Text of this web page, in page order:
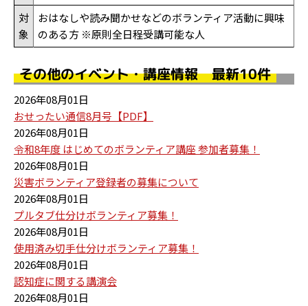
対
象
おはなしや読み聞かせなどのボランティア活動に興味
のある方 ※原則全日程受講可能な人
その他のイベント・講座情報 最新10件
2026年08月01日
おせったい通信8月号【PDF】
2026年08月01日
令和8年度 はじめてのボランティア講座 参加者募集！
2026年08月01日
災害ボランティア登録者の募集について
2026年08月01日
プルタブ仕分けボランティア募集！
2026年08月01日
使用済み切手仕分けボランティア募集！
2026年08月01日
認知症に関する講演会
2026年08月01日